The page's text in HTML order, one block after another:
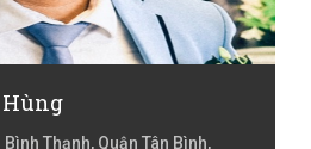
Thạnh, Quận Tân Bình,